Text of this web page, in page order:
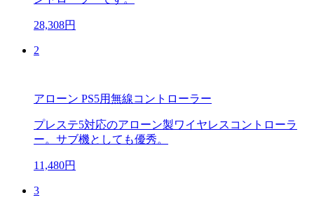
28,308円
2
アローン PS5用無線コントローラー
プレステ5対応のアローン製ワイヤレスコントローラ
ー。サブ機としても優秀。
11,480円
3